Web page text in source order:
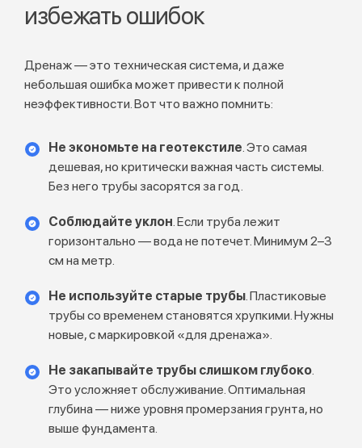
избежать ошибок
Дренаж — это техническая система, и даже
небольшая ошибка может привести к полной
неэффективности. Вот что важно помнить:
Не экономьте на геотекстиле. Это самая
дешевая, но критически важная часть системы.
Без него трубы засорятся за год.
Соблюдайте уклон. Если труба лежит
горизонтально — вода не потечет. Минимум 2–3
см на метр.
Не используйте старые трубы. Пластиковые
трубы со временем становятся хрупкими. Нужны
новые, с маркировкой «для дренажа».
Не закапывайте трубы слишком глубоко.
Это усложняет обслуживание. Оптимальная
глубина — ниже уровня промерзания грунта, но
выше фундамента.